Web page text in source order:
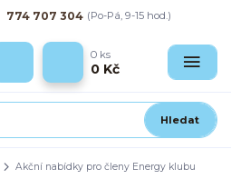
Hledat
774 707 304 (Po-Pá, 9-15 hod.)
0 ks
0 Kč
Akční nabídky pro členy Energy klubu